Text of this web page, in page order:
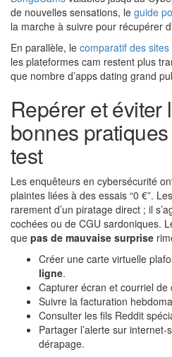
de nouvelles sensations, le guide
la marche à suivre pour récupérer
En parallèle, le comparatif des
les plateformes cam restent plus
que nombre d’apps dating grand
Repérer et éviter
bonnes
test
Les enquêteurs en cybersécurité
plaintes liées à des essais “0 €”.
rarement d’un piratage direct ; il
cochées ou de CGU sardoniques.
que pas de mauvaise surprise
Créer une carte virtuelle
ligne.
Capturer écran et courriel de
Suivre la facturation
Consulter les fils Reddit
Partager l’alerte sur
dérapage.